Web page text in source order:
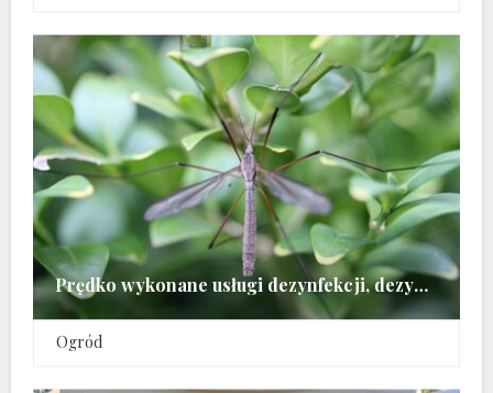
Prędko wykonane usługi dezynfekcji, dezynsekowania oraz odszczurzania
Ogród